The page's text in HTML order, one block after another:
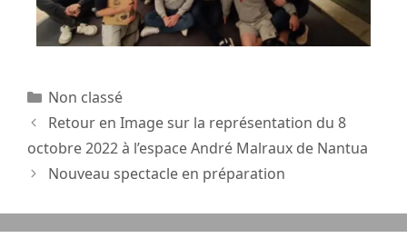
Non classé
Retour en Image sur la représentation du 8
octobre 2022 à l’espace André Malraux de Nantua
Nouveau spectacle en préparation